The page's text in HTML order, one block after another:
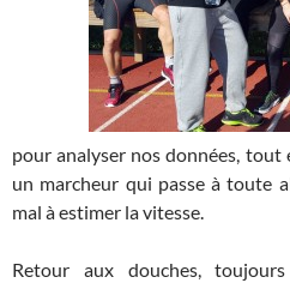
pour analyser nos données, tout
un marcheur qui passe à toute
mal à estimer la vitesse.
Retour aux douches,